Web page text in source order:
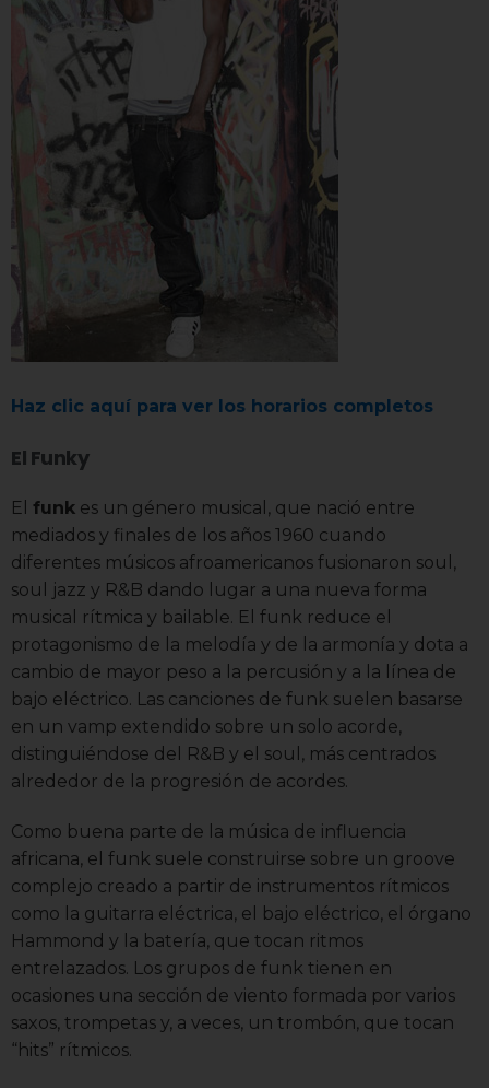
Haz clic aquí para ver los horarios completos
El Funky
El funk es un género musical, que nació entre
mediados y finales de los años 1960 cuando
diferentes músicos afroamericanos fusionaron soul,
soul jazz y R&B dando lugar a una nueva forma
musical rítmica y bailable. El funk reduce el
protagonismo de la melodía y de la armonía y dota a
cambio de mayor peso a la percusión y a la línea de
bajo eléctrico. Las canciones de funk suelen basarse
en un vamp extendido sobre un solo acorde,
distinguiéndose del R&B y el soul, más centrados
alrededor de la progresión de acordes.
Como buena parte de la música de influencia
africana, el funk suele construirse sobre un groove
complejo creado a partir de instrumentos rítmicos
como la guitarra eléctrica, el bajo eléctrico, el órgano
Hammond y la batería, que tocan ritmos
entrelazados. Los grupos de funk tienen en
ocasiones una sección de viento formada por varios
saxos, trompetas y, a veces, un trombón, que tocan
“hits” rítmicos.